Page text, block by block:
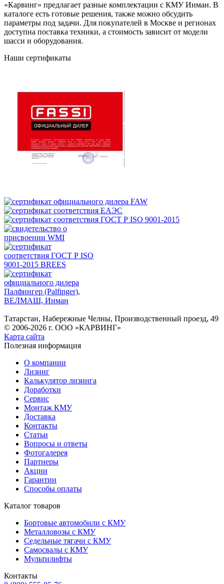
«Карвинг» предлагает разные комплектации с КМУ Инман. В
каталоге есть готовые решения, также можно обсудить
параметры под задачи. Для покупателей в Москве и регионах
доступна поставка техники, а стоимость зависит от модели
шасси и оборудования.
Наши сертификаты
Татарстан, Набережные Челны, Производственный проезд, 49
© 2006-2026 г. ООО «КАРВИНГ»
Карта сайта
Полезная информация
О компании
Лизинг
Калькулятор лизинга
Доработки
Сервис
Монтаж КМУ
Доставка
Контакты
Cтатьи
Вопросы и ответы
Фотогалерея
Партнеры
Акции
Гарантии
Способы оплаты
Каталог товаров
Бортовые автомобили с КМУ
Металловозы с КМУ
Седельные тягачи с КМУ
Самосвалы с КМУ
Мультилифты
Контакты